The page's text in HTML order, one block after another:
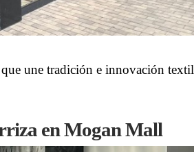
une tradición e innovación textil
en Mogan Mall